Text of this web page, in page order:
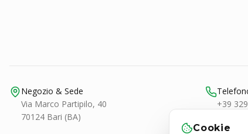
Negozio & Sede
Via Marco Partipilo, 40
70124 Bari (BA)
+39
Cookie